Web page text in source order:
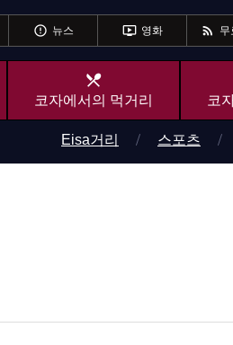
error_outline 뉴스 ondemand_video 영화 rss_feed 무
local_dining
코자에서의 먹거리 코
Eisa거리 스포츠